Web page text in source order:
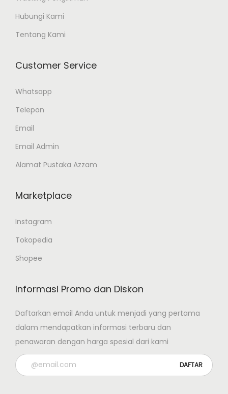
Hubungi Kami
Tentang Kami
Customer Service
Whatsapp
Telepon
Email
Email Admin
Alamat Pustaka Azzam
Marketplace
Instagram
Tokopedia
Shopee
Informasi Promo dan Diskon
Daftarkan email Anda untuk menjadi yang pertama
dalam mendapatkan informasi terbaru dan
penawaran dengan harga spesial dari kami